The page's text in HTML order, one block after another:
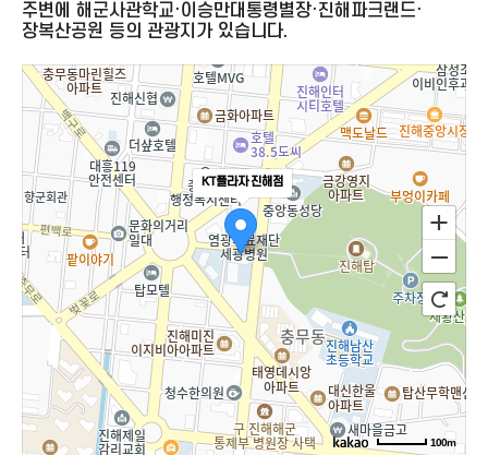
주변에 해군사관학교·이승만대통령별장·진해파크랜드·
장복산공원 등의 관광지가 있습니다.
KT플라자 진해점
100m